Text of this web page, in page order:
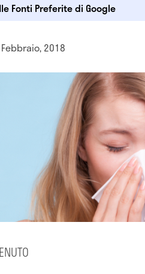
Fonti Preferite di Google
2018